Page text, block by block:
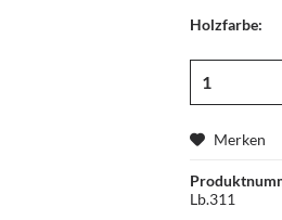
Holzfarbe:
Merken
Lb.311